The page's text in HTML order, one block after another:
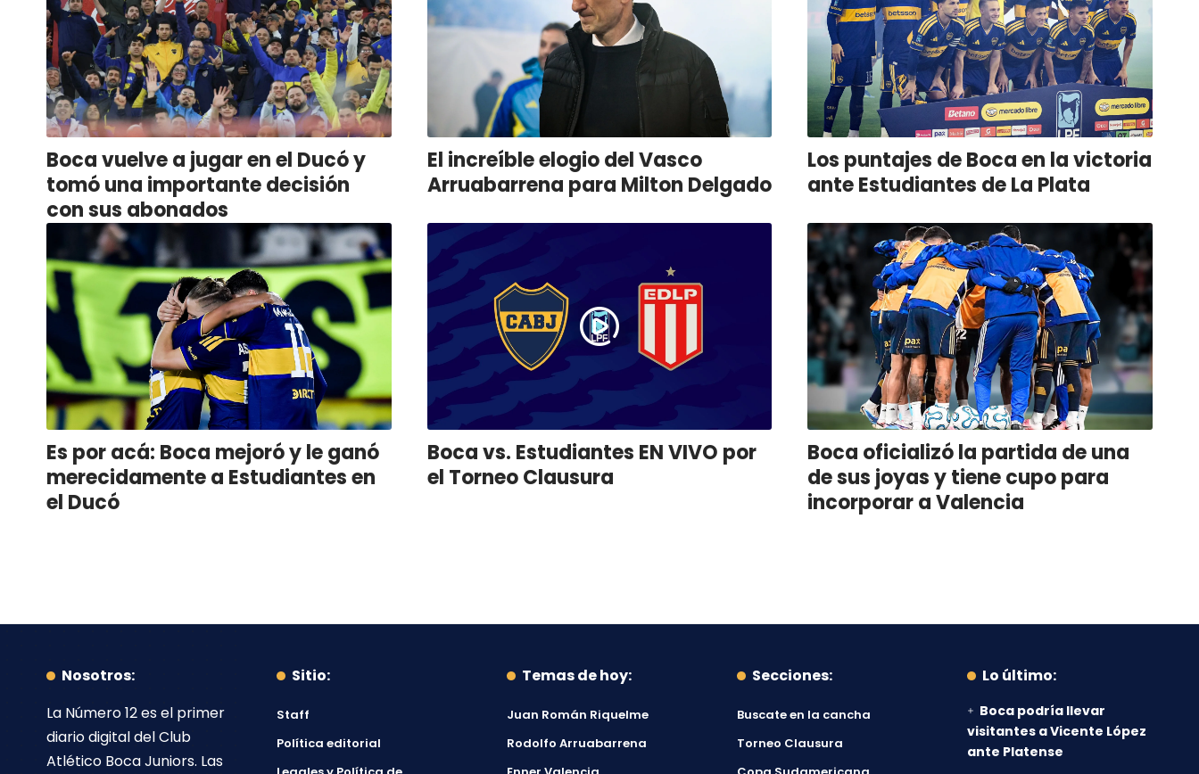
Boca vuelve a jugar en el Ducó y
tomó una importante decisión
con sus abonados
El increíble elogio del Vasco
Arruabarrena para Milton Delgado
Los puntajes de Boca en la victoria
ante Estudiantes de La Plata
Es por acá: Boca mejoró y le ganó
merecidamente a Estudiantes en
el Ducó
Boca vs. Estudiantes EN VIVO por
el Torneo Clausura
Boca oficializó la partida de una
de sus joyas y tiene cupo para
incorporar a Valencia
Nosotros:
La Número 12es el primer
diario digital delClub
Atlético Boca Juniors. Las
Sitio:
Staff
Política editorial
Temas de hoy:
Juan Román Riquelme
Rodolfo Arruabarrena
Secciones:
Buscate en la cancha
Torneo Clausura
Lo último:
Boca podría llevar
visitantes a Vicente López
ante Platense